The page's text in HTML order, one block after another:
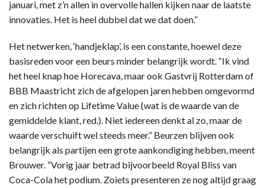
januari, met z’n allen in overvolle hallen kijken naar de laatste
innovaties. Het is heel dubbel dat we dat doen.”
Het netwerken, ‘handjeklap’, is een constante, hoewel deze
basisreden voor een beurs minder belangrijk wordt. “Ik vind
het heel knap hoe Horecava, maar ook Gastvrij Rotterdam of
BBB Maastricht zich de afgelopen jaren hebben omgevormd
en zich richten op Lifetime Value (wat is de waarde van de
gemiddelde klant, red.). Niet iedereen denkt al zo, maar de
waarde verschuift wel steeds meer.” Beurzen blijven ook
belangrijk als partijen een grote aankondiging hebben, meent
Brouwer. “Vorig jaar betrad bijvoorbeeld Royal Bliss van
Coca-Cola het podium. Zoiets presenteren ze nog altijd graag